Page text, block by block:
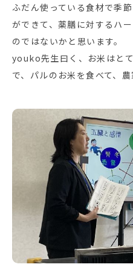
ふだん使っている食材で季
ができて、薬膳に対するハ
のではないかと思います。
youko先生曰く、お米はと
で、パルのお米を食べて、